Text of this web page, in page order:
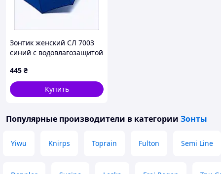
Зонтик женский СЛ 7003
синий с водовлагозащитой
445 ₴
Купить
Популярные производители в категории Зонты
Yiwu Knirps Toprain Fulton Semi Line